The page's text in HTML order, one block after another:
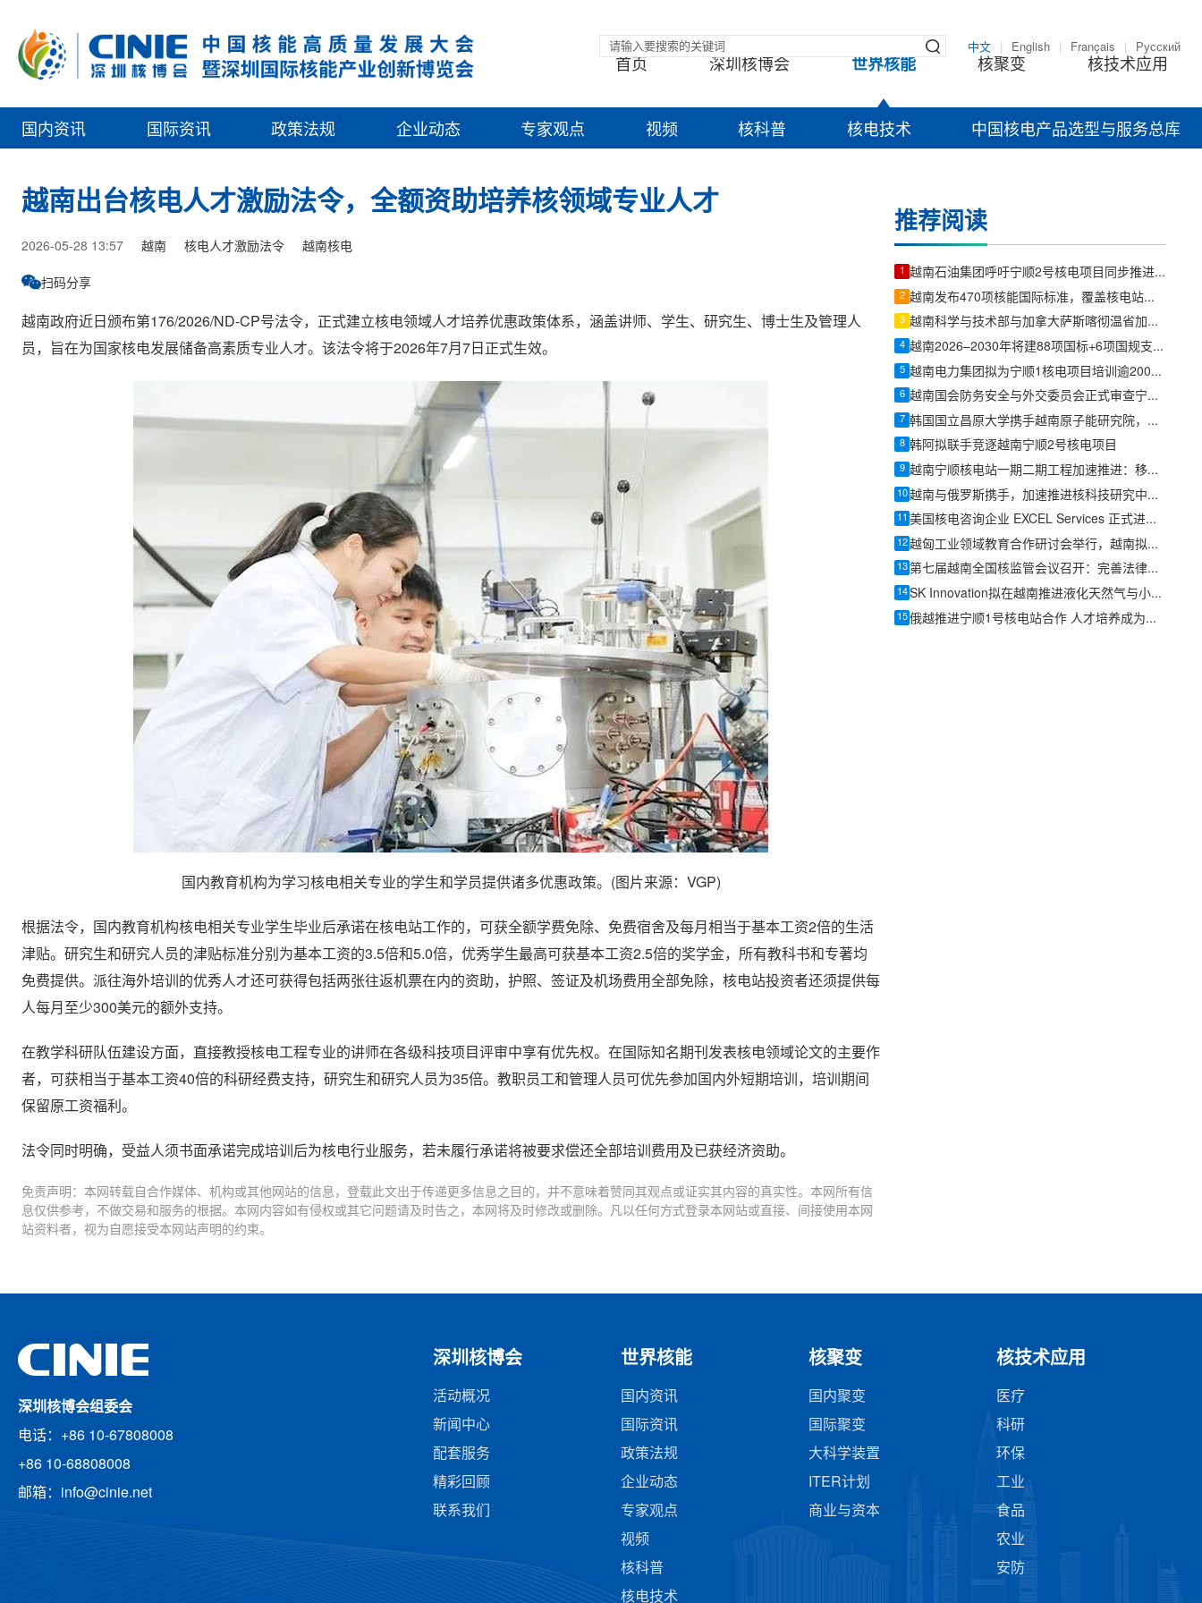
中文 English Français Русский
首页 深圳核博会 世界核能 核聚变 核技术应用
国内资讯 国际资讯 政策法规 企业动态 专家观点 视频 核科普 核电技术 中国核电产品选型与服务总库
越南出台核电人才激励法令，全额资助培养核领域专业人才
2026-05-28 13:57 越南 核电人才激励法令 越南核电
扫码分享
越南政府近日颁布第176/2026/ND-CP号法令，正式建立核电领域人才培养优惠政策体系，涵盖讲师、学生、研究生、博士生及管理人
员，旨在为国家核电发展储备高素质专业人才。该法令将于2026年7月7日正式生效。
国内教育机构为学习核电相关专业的学生和学员提供诸多优惠政策。(图片来源：VGP)
根据法令，国内教育机构核电相关专业学生毕业后承诺在核电站工作的，可获全额学费免除、免费宿舍及每月相当于基本工资2倍的生活
津贴。研究生和研究人员的津贴标准分别为基本工资的3.5倍和5.0倍，优秀学生最高可获基本工资2.5倍的奖学金，所有教科书和专著均
免费提供。派往海外培训的优秀人才还可获得包括两张往返机票在内的资助，护照、签证及机场费用全部免除，核电站投资者还须提供每
人每月至少300美元的额外支持。
在教学科研队伍建设方面，直接教授核电工程专业的讲师在各级科技项目评审中享有优先权。在国际知名期刊发表核电领域论文的主要作
者，可获相当于基本工资40倍的科研经费支持，研究生和研究人员为35倍。教职员工和管理人员可优先参加国内外短期培训，培训期间
保留原工资福利。
法令同时明确，受益人须书面承诺完成培训后为核电行业服务，若未履行承诺将被要求偿还全部培训费用及已获经济资助。
免责声明：本网转载自合作媒体、机构或其他网站的信息，登载此文出于传递更多信息之目的，并不意味着赞同其观点或证实其内容的真实性。本网所有信
息仅供参考，不做交易和服务的根据。本网内容如有侵权或其它问题请及时告之，本网将及时修改或删除。凡以任何方式登录本网站或直接、间接使用本网
站资料者，视为自愿接受本网站声明的约束。
推荐阅读
1 越南石油集团呼吁宁顺2号核电项目同步推进监管与开发
2 越南发布470项核能国际标准，覆盖核电站、研究堆、SMR及辐射防护全链条
3 越南科学与技术部与加拿大萨斯喀彻温省加强和平利用核技术合作
4 越南2026–2030年将建88项国标+6项国规支撑核电与原子能应用
5 越南电力集团拟为宁顺1核电项目培训逾2000名专业人员
6 越南国会防务安全与外交委员会正式审查宁顺核电站相关批准内容
7 韩国国立昌原大学携手越南原子能研究院，推动韩越核电产业协同
8 韩阿拟联手竞逐越南宁顺2号核电项目
9 越南宁顺核电站一期二期工程加速推进：移民安置与土地清表先行
10 越南与俄罗斯携手，加速推进核科技研究中心项目
11 美国核电咨询企业 EXCEL Services 正式进入越南市场
12 越匈工业领域教育合作研讨会举行，越南拟派学生赴匈牙利学习核能技术
13 第七届越南全国核监管会议召开：完善法律体系，服务国家核计划与可持续发展
14 SK Innovation拟在越南推进液化天然气与小型模块化反应堆合作
15 俄越推进宁顺1号核电站合作 人才培养成为核工业合作重点
深圳核博会组委会
电话：+86 10-67808008
+86 10-68808008
邮箱：info@cinie.net
深圳核博会
活动概况
新闻中心
配套服务
精彩回顾
联系我们
世界核能
国内资讯
国际资讯
政策法规
企业动态
专家观点
视频
核科普
核电技术
核聚变
国内聚变
国际聚变
大科学装置
ITER计划
商业与资本
核技术应用
医疗
科研
环保
工业
食品
农业
安防